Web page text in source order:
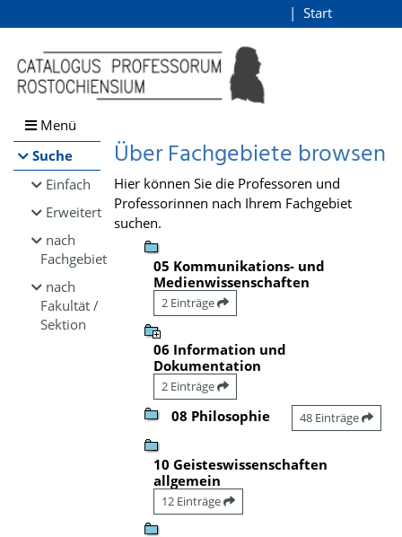
Browsen
direkt zum Inhalt
Start
Menü
Suche
Einfach
Erweitert
nach
Fachgebiet
nach
Fakultät /
Sektion
Über Fachgebiete browsen
Hier können Sie die Professoren und
Professorinnen nach Ihrem Fachgebiet
suchen.
05 Kommunikations- und
Medienwissenschaften
2 Einträge
06 Information und
Dokumentation
2 Einträge
08 Philosophie 48 Einträge
10 Geisteswissenschaften
allgemein
12 Einträge